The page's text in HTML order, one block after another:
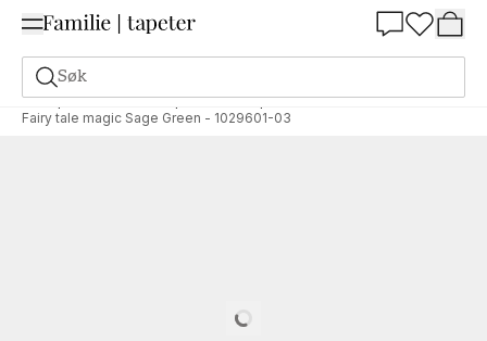
Søk
Tapeter Merke Wallpassion Wallpassion
Fairy tale magic Sage Green - 1029601-03
Loading…